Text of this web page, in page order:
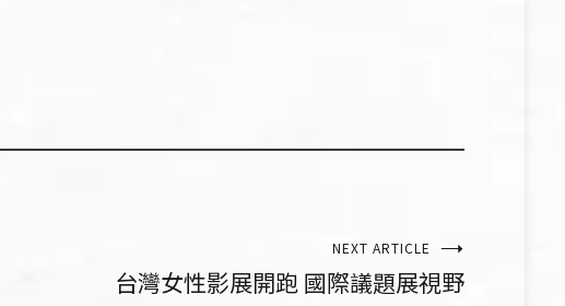
NEXT ARTICLE
台灣女性影展開跑 國際議題展視野